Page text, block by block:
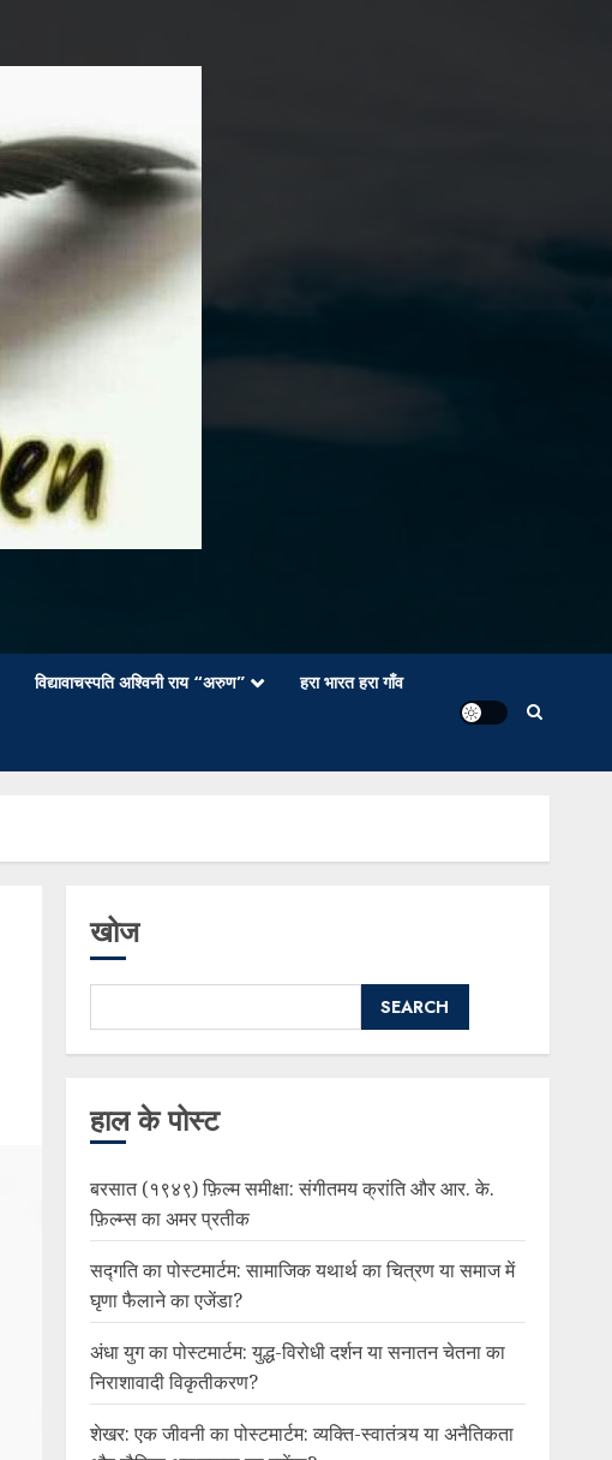
विद्यावाचस्पति अश्विनी राय “अरुण” हरा भारत हरा गाँव
खोज
SEARCH
हाल के पोस्ट
बरसात (१९४९) फ़िल्म समीक्षा: संगीतमय क्रांति और आर. के.
फ़िल्म्स का अमर प्रतीक
सद्गति का पोस्टमार्टम: सामाजिक यथार्थ का चित्रण या समाज में
घृणा फैलाने का एजेंडा?
अंधा युग का पोस्टमार्टम: युद्ध-विरोधी दर्शन या सनातन चेतना का
निराशावादी विकृतीकरण?
शेखर: एक जीवनी का पोस्टमार्टम: व्यक्ति-स्वातंत्र्य या अनैतिकता